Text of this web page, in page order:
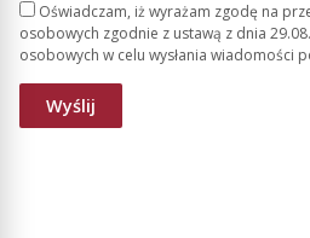
Oświadczam, iż wyrażam zgodę na
osobowych zgodnie z ustawą z dnia
osobowych w celu wysłania wiadomości